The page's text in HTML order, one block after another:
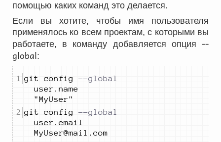
помощью каких команд это делается.
Если вы хотите, чтобы имя пользователя
применялось ко всем проектам, с которыми вы
работаете, в команду добавляется опция --
global:
git config --global
user.name
"MyUser"
git config --global
user.email
MyUser@mail.com